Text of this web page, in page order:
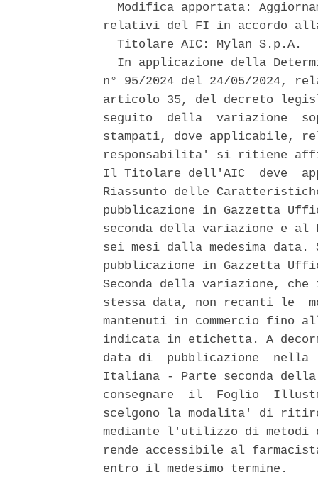
Modifica apportata:
relativi del FI in accordo alla
  Titolare AIC: Mylan S.p.A.
In applicazione della
n° 95/2024 del 24/05/2024,
articolo 35, del decreto
seguito  della  variazione
stampati, dove applicabile,
responsabilita' si ritiene
Il Titolare dell'AIC  deve
Riassunto delle
pubblicazione in Gazzetta
seconda della variazione e
sei mesi dalla medesima
pubblicazione in Gazzetta
Seconda della variazione,
stessa data, non recanti le
mantenuti in commercio fino
indicata in etichetta. A
data di  pubblicazione  nella
Italiana - Parte seconda
consegnare  il  Foglio
scelgono la modalita' di
mediante l'utilizzo di
rende accessibile al
entro il medesimo termine.